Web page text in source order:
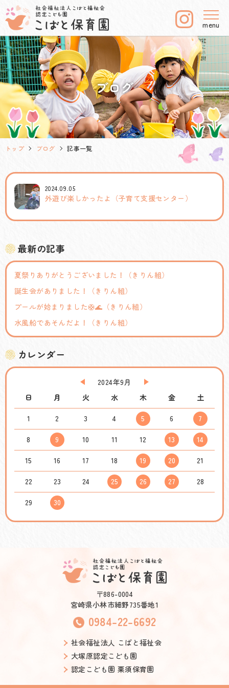
menu
ブログ
トップ ブログ 記事一覧
2024.09.05
外遊び楽しかったよ（子育て支援センター）
最新の記事
夏祭りありがとうございました！（きりん組）
誕生会がありました！（きりん組）
プールが始まりました🛟🌊（きりん組）
水風船であそんだよ！（きりん組）
カレンダー
2024年9月
日
月 火 水 木 金 土
1 2 3 4 5 6 7
8 9 10 11 12 13 14
15 16 17 18 19 20 21
22 23 24 25 26 27 28
29 30
〒886-0004
宮崎県小林市細野735番地1
0984-22-6692
社会福祉法人 こばと福祉会
大塚原認定こども園
認定こども園 栗須保育園